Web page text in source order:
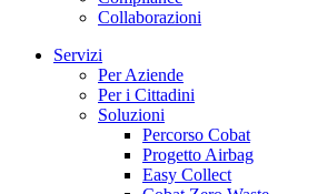
Collaborazioni
Servizi
Per Aziende
Per i Cittadini
Soluzioni
Percorso Cobat
Progetto Airbag
Easy Collect